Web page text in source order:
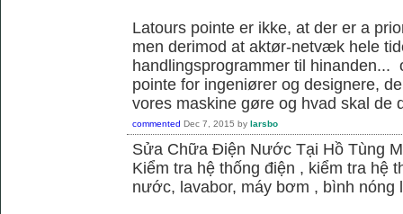
Latours pointe er ikke, at der er a
men derimod at aktør-netvæk hele
handlingsprogrammer til hinanden...
pointe for ingeniører og designere,
vores maskine gøre og hvad skal de
commented Dec 7, 2015 by larsbo
Sửa Chữa Điện Nước Tại Hồ Tùng
Kiểm tra hệ thống điện , kiểm tra hệ
nước, lavabor, máy bơm , bình nóng